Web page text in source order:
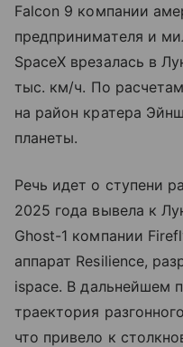
Falcon 9 компании
предпринимателя и
SpaceX врезалась в
тыс. км/ч. По
на район кратера
планеты.
Речь идет о ступени
2025 года вывела к
Ghost-1 компании
аппарат Resilience,
ispace. В дальнейшем
траектория
что привело к